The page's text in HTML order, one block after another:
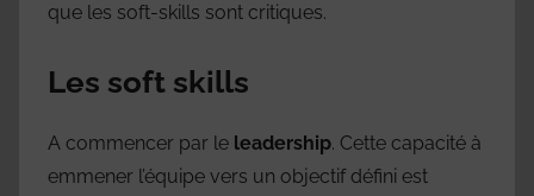
que les soft-skills sont critiques.
Les soft skills
A commencer par le leadership. Cette capacité à
emmener l’équipe vers un objectif défini est